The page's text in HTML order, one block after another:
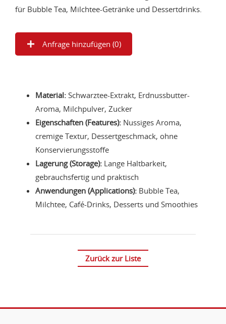
für Bubble Tea, Milchtee-Getränke und Dessertdrinks.
Anfrage hinzufügen (0)
Material: Schwarztee-Extrakt, Erdnussbutter-
Aroma, Milchpulver, Zucker
Eigenschaften (Features): Nussiges Aroma,
cremige Textur, Dessertgeschmack, ohne
Konservierungsstoffe
Lagerung (Storage): Lange Haltbarkeit,
gebrauchsfertig und praktisch
Anwendungen (Applications): Bubble Tea,
Milchtee, Café-Drinks, Desserts und Smoothies
Zurück zur Liste